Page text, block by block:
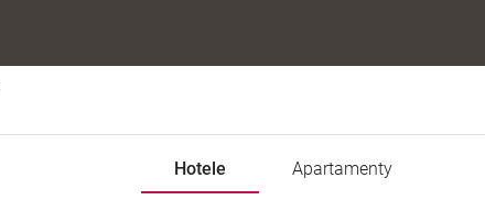
Hotele Apartamenty